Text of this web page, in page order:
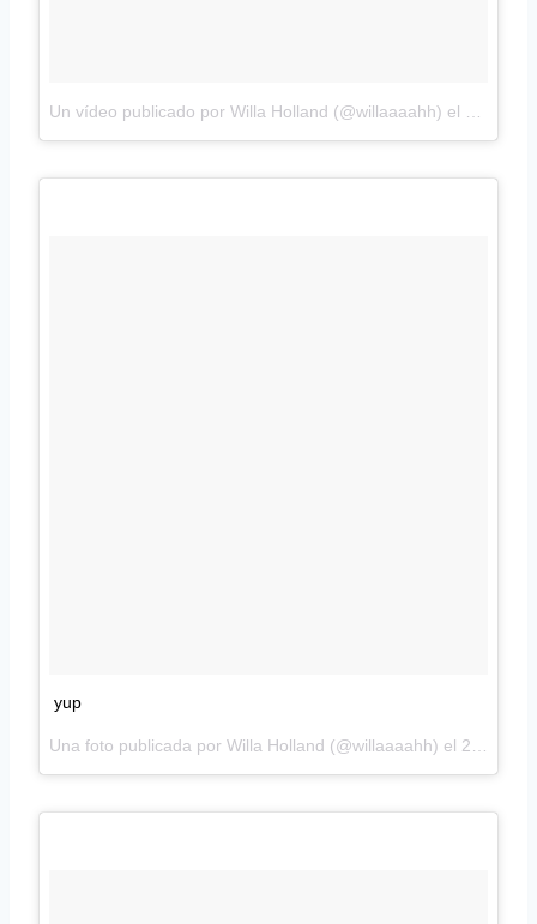
Un vídeo publicado por Willa Holland (@willaaaahh) el 3 de
yup
Una foto publicada por Willa Holland (@willaaaahh) el 29 de Dic de 2015 a la(s) 11:45 PST